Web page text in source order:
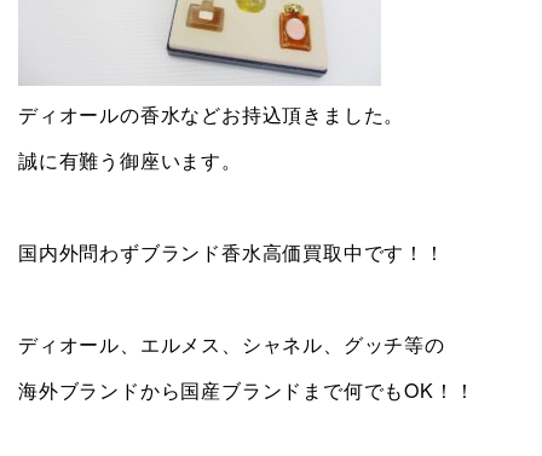
ディオールの香水などお持込頂きました。
誠に有難う御座います。
国内外問わずブランド香水高価買取中です！！
ディオール、エルメス、シャネル、グッチ等の
海外ブランドから国産ブランドまで何でもOK！！